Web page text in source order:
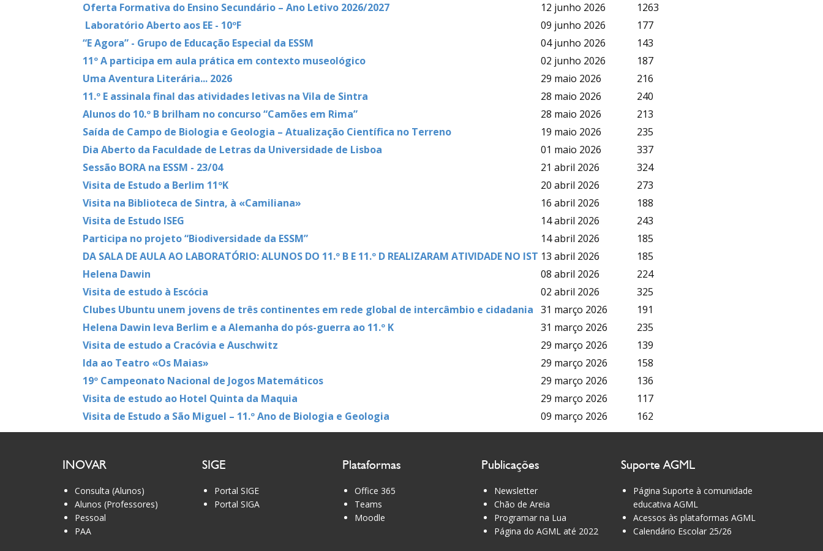
Oferta Formativa do Ensino Secundário – Ano Letivo 2026/2027
12 junho 2026
1263
Laboratório Aberto aos EE - 10ºF
09 junho 2026
177
“E Agora” - Grupo de Educação Especial da ESSM
04 junho 2026
143
11º A participa em aula prática em contexto museológico
02 junho 2026
187
Uma Aventura Literária... 2026
29 maio 2026
216
11.º E assinala final das atividades letivas na Vila de Sintra
28 maio 2026
240
Alunos do 10.º B brilham no concurso “Camões em Rima”
28 maio 2026
213
Saída de Campo de Biologia e Geologia – Atualização Científica no Terreno
19 maio 2026
235
Dia Aberto da Faculdade de Letras da Universidade de Lisboa
01 maio 2026
337
Sessão BORA na ESSM - 23/04
21 abril 2026
324
Visita de Estudo a Berlim 11ºK
20 abril 2026
273
Visita na Biblioteca de Sintra, à «Camiliana»
16 abril 2026
188
Visita de Estudo ISEG
14 abril 2026
243
Participa no projeto “Biodiversidade da ESSM”
14 abril 2026
185
DA SALA DE AULA AO LABORATÓRIO: ALUNOS DO 11.º B E 11.º D REALIZARAM ATIVIDADE NO IST 13 abril 2026
185
Helena Dawin
08 abril 2026
224
Visita de estudo à Escócia
02 abril 2026
325
Clubes Ubuntu unem jovens de três continentes em rede global de intercâmbio e cidadania 31 março 2026
191
Helena Dawin leva Berlim e a Alemanha do pós-guerra ao 11.º K
31 março 2026
235
Visita de estudo a Cracóvia e Auschwitz
29 março 2026
139
Ida ao Teatro «Os Maias»
29 março 2026
158
19º Campeonato Nacional de Jogos Matemáticos
29 março 2026
136
Visita de estudo ao Hotel Quinta da Maquia
29 março 2026
117
Visita de Estudo a São Miguel – 11.º Ano de Biologia e Geologia
09 março 2026 162
INOVAR
Consulta (Alunos)
Alunos (Professores)
Pessoal
PAA
SIGE
Portal SIGE
Portal SIGA
Plataformas
Office 365
Teams
Moodle
Publicações
Newsletter
Chão de Areia
Programar na Lua
Página do AGML até 2022
Suporte AGML
Página Suporte à comunidade
educativa AGML
Acessos às plataformas AGML
Calendário Escolar 25/26